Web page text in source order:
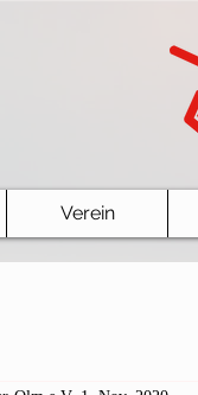
Verein